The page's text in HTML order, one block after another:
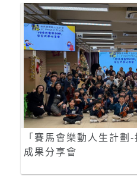
「賽馬會樂動人生計劃
成果分享會